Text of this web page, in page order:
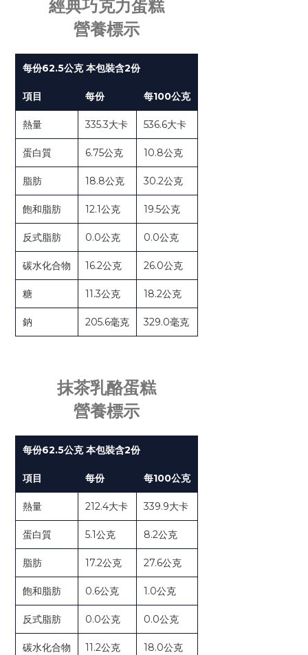
經典巧克力蛋糕
營養標示
每份62.5公克 本包裝含2份
項目 每份 每100公克
熱量 335.3大卡 536.6大卡
蛋白質 6.75公克 10.8公克
脂肪 18.8公克 30.2公克
飽和脂肪 12.1公克 19.5公克
反式脂肪 0.0公克 0.0公克
碳水化合物 16.2公克 26.0公克
糖 11.3公克 18.2公克
鈉 205.6毫克 329.0毫克
抹茶乳酪蛋糕
營養標示
每份62.5公克 本包裝含2份
項目 每份 每100公克
熱量 212.4大卡 339.9大卡
蛋白質 5.1公克 8.2公克
脂肪 17.2公克 27.6公克
飽和脂肪 0.6公克 1.0公克
反式脂肪 0.0公克 0.0公克
碳水化合物 11.2公克 18.0公克